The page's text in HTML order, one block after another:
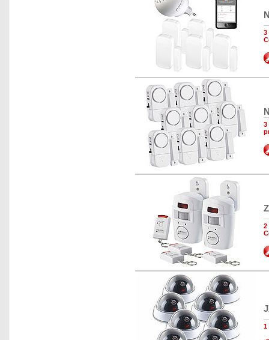
3
3
2
1